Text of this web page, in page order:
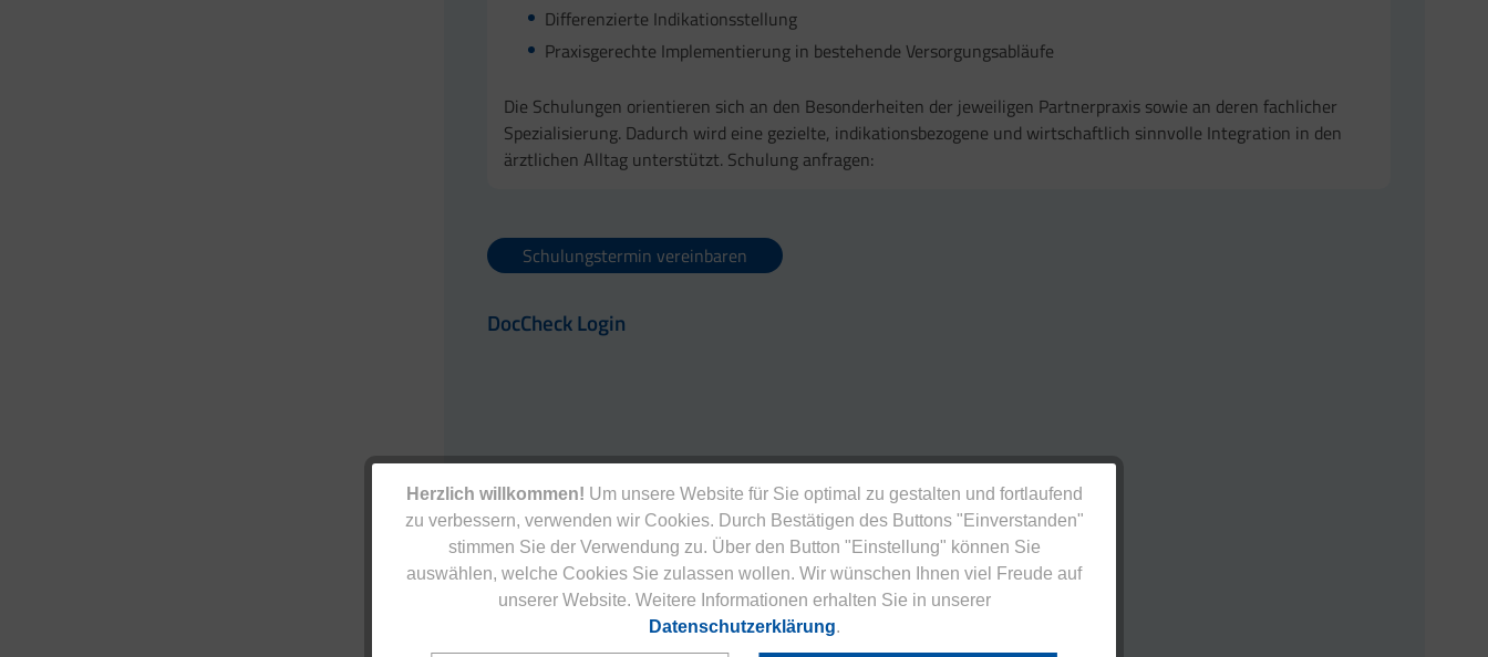
Herzlich willkommen! Um unsere Website für Sie optimal zu gestalten und fortlaufend
zu verbessern, verwenden wir Cookies. Durch Bestätigen des Buttons "Einverstanden"
stimmen Sie der Verwendung zu. Über den Button "Einstellung" können Sie
auswählen, welche Cookies Sie zulassen wollen. Wir wünschen Ihnen viel Freude auf
unserer Website. Weitere Informationen erhalten Sie in unserer
Datenschutzerklärung.
Differenzierte Indikationsstellung
Praxisgerechte Implementierung in bestehende Versorgungsabläufe
Die Schulungen orientieren sich an den Besonderheiten der jeweiligen Partnerpraxis sowie an deren fachlicher
Spezialisierung. Dadurch wird eine gezielte, indikationsbezogene und wirtschaftlich sinnvolle Integration in den
ärztlichen Alltag unterstützt. Schulung anfragen:
Schulungstermin vereinbaren
DocCheck Login